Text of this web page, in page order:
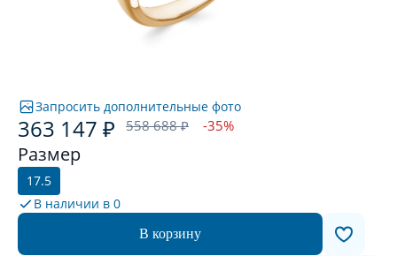
Запросить дополнительные фото
363 147 ₽ 558 688 ₽ -35%
Размер
17.5
В наличии в 0
В корзину